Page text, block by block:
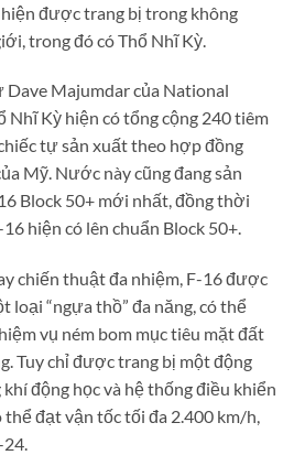
được trang bị trong không
trong đó có Thổ Nhĩ Kỳ.
Dave Majumdar của National
Nhĩ Kỳ hiện có tổng cộng 240 tiêm
tự sản xuất theo hợp đồng
Mỹ. Nước này cũng đang sản
Block 50+ mới nhất, đồng thời
hiện có lên chuẩn Block 50+.
chiến thuật đa nhiệm, F-16 được
“ngựa thồ” đa năng, có thể
vụ ném bom mục tiêu mặt đất
Tuy chỉ được trang bị một động
động học và hệ thống điều khiển
đạt vận tốc tối đa 2.400 km/h,
24.